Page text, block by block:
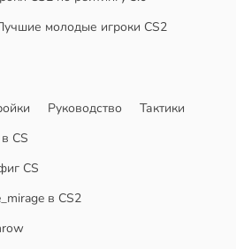
молодые игроки CS2
Руководство
Тактики
CS
CS
в CS2